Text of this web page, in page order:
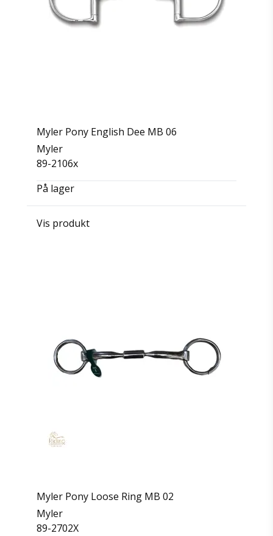
Myler Pony English Dee MB 06
Myler
89-2106x
På lager
Vis produkt
Myler Pony Loose Ring MB 02
Myler
89-2702X